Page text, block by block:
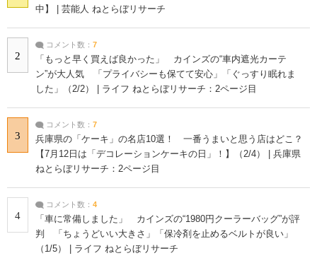
中】 | 芸能人 ねとらぼリサーチ
2
コメント数： 7
「もっと早く買えば良かった」 カインズの“車内遮光カーテ
ン”が大人気 「プライバシーも保てて安心」「ぐっすり眠れま
した」（2/2） | ライフ ねとらぼリサーチ：2ページ目
3
コメント数： 7
兵庫県の「ケーキ」の名店10選！ 一番うまいと思う店はどこ？
【7月12日は「デコレーションケーキの日」！】（2/4） | 兵庫県
ねとらぼリサーチ：2ページ目
4
コメント数： 4
「車に常備しました」 カインズの“1980円クーラーバッグ”が評
判 「ちょうどいい大きさ」「保冷剤を止めるベルトが良い」
（1/5） | ライフ ねとらぼリサーチ